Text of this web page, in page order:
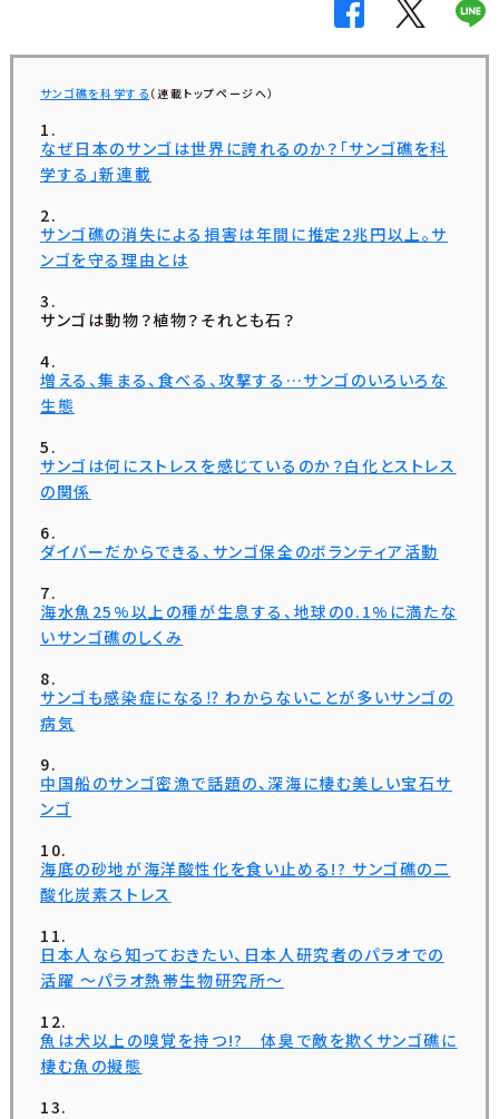
サンゴ礁を科学する （連載トップページへ）
なぜ日本のサンゴは世界に誇れるのか？「サンゴ礁を科
学する」新連載
サンゴ礁の消失による損害は年間に推定2兆円以上。サ
ンゴを守る理由とは
サンゴは動物？植物？それとも石？
増える、集まる、食べる、攻撃する…サンゴのいろいろな
生態
サンゴは何にストレスを感じているのか？白化とストレス
の関係
ダイバーだからできる、サンゴ保全のボランティア活動
海水魚25%以上の種が生息する、地球の0.1%に満たな
いサンゴ礁のしくみ
サンゴも感染症になる⁉ わからないことが多いサンゴの
病気
中国船のサンゴ密漁で話題の、深海に棲む美しい宝石サ
ンゴ
海底の砂地が海洋酸性化を食い止める!? サンゴ礁の二
酸化炭素ストレス
日本人なら知っておきたい、日本人研究者のパラオでの
活躍 ～パラオ熱帯生物研究所～
魚は犬以上の嗅覚を持つ!? 体臭で敵を欺くサンゴ礁に
棲む魚の擬態